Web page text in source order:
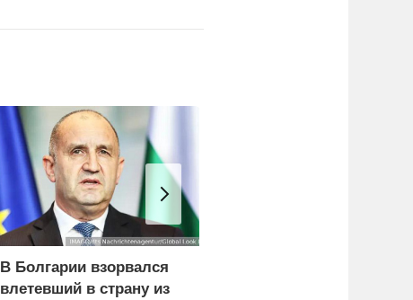
В Болгарии взорвался
влетевший в страну из